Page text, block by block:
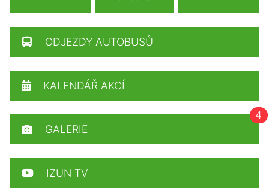
ODJEZDY AUTOBUSŮ
KALENDÁŘ AKCÍ
GALERIE
4
IZUN TV